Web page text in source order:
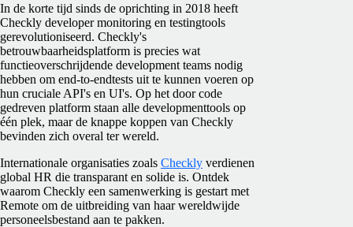
In de korte tijd sinds de oprichting in 2018 heeft
Checkly developer monitoring en testingtools
gerevolutioniseerd. Checkly's
betrouwbaarheidsplatform is precies wat
functieoverschrijdende development teams nodig
hebben om end-to-endtests uit te kunnen voeren op
hun cruciale API's en UI's. Op het door code
gedreven platform staan alle developmenttools op
één plek, maar de knappe koppen van Checkly
bevinden zich overal ter wereld.
Internationale organisaties zoals Checkly verdienen
global HR die transparant en solide is. Ontdek
waarom Checkly een samenwerking is gestart met
Remote om de uitbreiding van haar wereldwijde
personeelsbestand aan te pakken.